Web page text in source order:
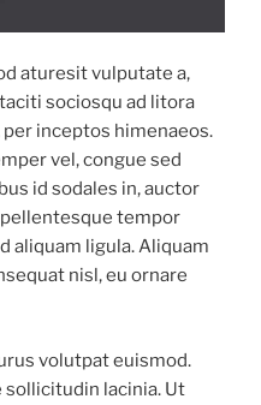
aturesit vulputate a,
sociosqu ad litora
inceptos himenaeos.
vel, congue sed
id sodales in, auctor
tempor
aliquam ligula. Aliquam
nisl, eu ornare
volutpat euismod.
sollicitudin lacinia. Ut